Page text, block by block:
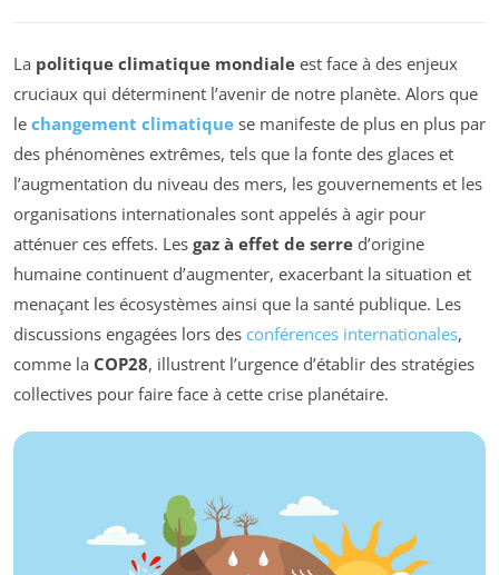
La politique climatique mondiale est face à des enjeux
cruciaux qui déterminent l’avenir de notre planète. Alors que
le changement climatique se manifeste de plus en plus par
des phénomènes extrêmes, tels que la fonte des glaces et
l’augmentation du niveau des mers, les gouvernements et les
organisations internationales sont appelés à agir pour
atténuer ces effets. Les gaz à effet de serre d’origine
humaine continuent d’augmenter, exacerbant la situation et
menaçant les écosystèmes ainsi que la santé publique. Les
discussions engagées lors des conférences internationales,
comme la COP28, illustrent l’urgence d’établir des stratégies
collectives pour faire face à cette crise planétaire.